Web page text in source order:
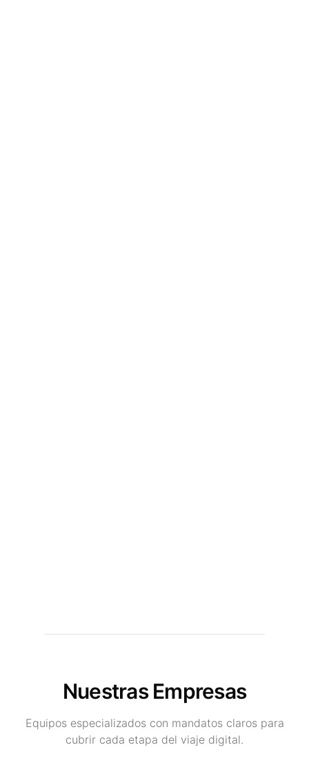
Nuestras Empresas
Equipos especializados con mandatos claros para
cubrir cada etapa del viaje digital.